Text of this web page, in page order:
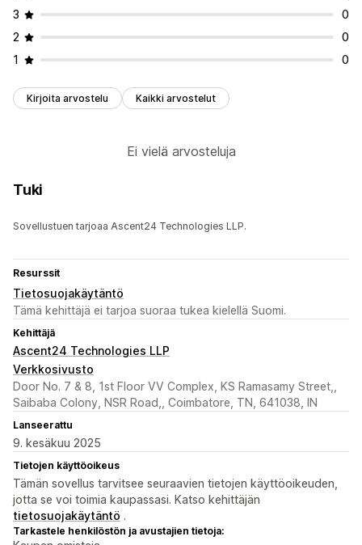
3
0
2
0
1
0
Kirjoita arvostelu Kaikki arvostelut
Ei vielä arvosteluja
Tuki
Sovellustuen tarjoaa Ascent24 Technologies LLP.
Resurssit
Tietosuojakäytäntö
Tämä kehittäjä ei tarjoa suoraa tukea kielellä Suomi.
Kehittäjä
Ascent24 Technologies LLP
Verkkosivusto
Door No. 7 & 8, 1st Floor VV Complex, KS Ramasamy Street,,
Saibaba Colony, NSR Road,, Coimbatore, TN, 641038, IN
Lanseerattu
9. kesäkuu 2025
Tietojen käyttöoikeus
Tämän sovellus tarvitsee seuraavien tietojen käyttöoikeuden,
jotta se voi toimia kaupassasi. Katso kehittäjän
tietosuojakäytäntö .
Tarkastele henkilöstön ja avustajien tietoja: